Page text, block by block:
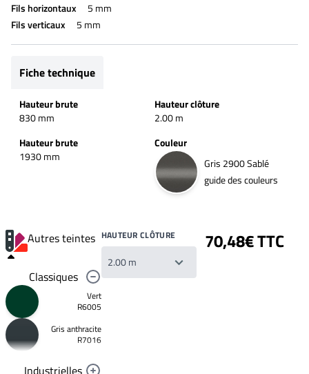
Fils horizontaux
5 mm
Fils verticaux
5 mm
Fiche technique
Hauteur brute
830 mm
Hauteur clôture
2.00 m
Hauteur brute
1930 mm
Couleur
Gris 2900 Sablé
guide des couleurs
Autres teintes
Classiques
Vert
R6005
Gris anthracite
R7016
HAUTEUR CLÔTURE 70,48€ TTC
Votre
liste
souhaits